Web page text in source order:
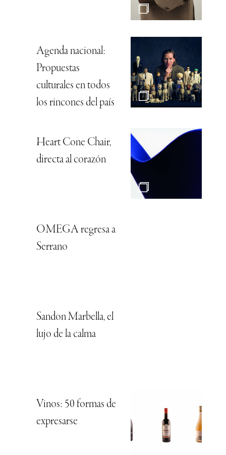
Agenda nacional:
Propuestas
culturales en todos
los rincones del país
Heart Cone Chair,
directa al corazón
OMEGA regresa a
Serrano
Sandon Marbella, el
lujo de la calma
Vinos: 50 formas de
expresarse